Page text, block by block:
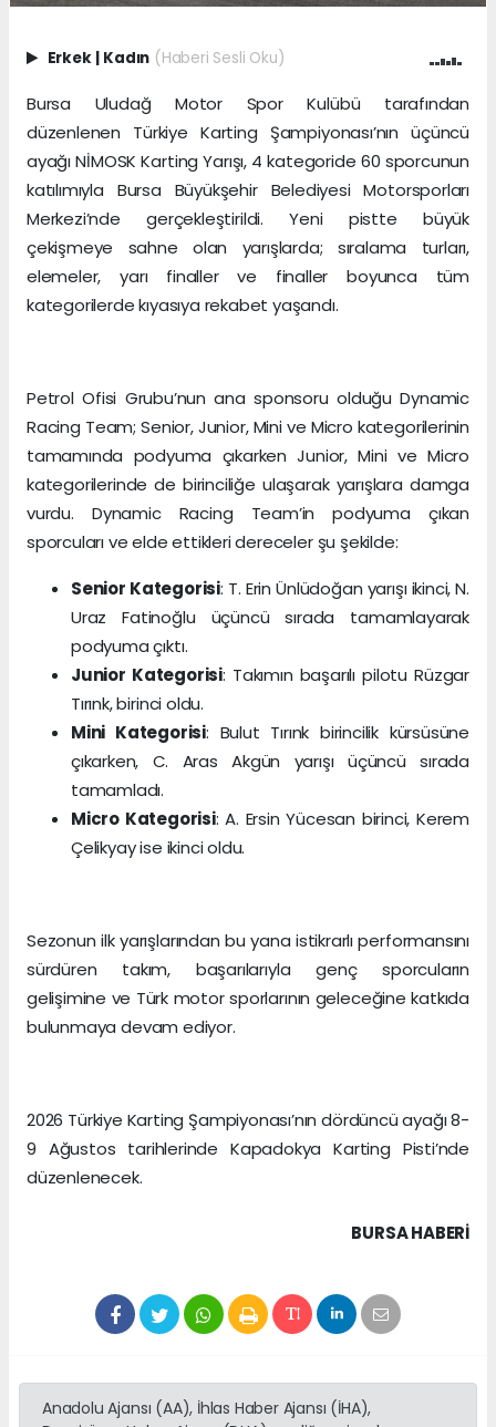
Erkek Kadın (Haberi Sesli Oku)
Bursa Uludağ Motor Spor Kulübü tarafından
düzenlenen Türkiye Karting Şampiyonası’nın üçüncü
ayağı NİMOSK Karting Yarışı, 4 kategoride 60 sporcunun
katılımıyla Bursa Büyükşehir Belediyesi Motorsporları
Merkezi’nde gerçekleştirildi. Yeni pistte büyük
çekişmeye sahne olan yarışlarda; sıralama turları,
elemeler, yarı finaller ve finaller boyunca tüm
kategorilerde kıyasıya rekabet yaşandı.
Petrol Ofisi Grubu’nun ana sponsoru olduğu Dynamic
Racing Team; Senior, Junior, Mini ve Micro kategorilerinin
tamamında podyuma çıkarken Junior, Mini ve Micro
kategorilerinde de birinciliğe ulaşarak yarışlara damga
vurdu. Dynamic Racing Team’in podyuma çıkan
sporcuları ve elde ettikleri dereceler şu şekilde:
Senior Kategorisi: T. Erin Ünlüdoğan yarışı ikinci, N.
Uraz Fatinoğlu üçüncü sırada tamamlayarak
podyuma çıktı.
Junior Kategorisi: Takımın başarılı pilotu Rüzgar
Tırınk, birinci oldu.
Mini Kategorisi: Bulut Tırınk birincilik kürsüsüne
çıkarken, C. Aras Akgün yarışı üçüncü sırada
tamamladı.
Micro Kategorisi: A. Ersin Yücesan birinci, Kerem
Çelikyay ise ikinci oldu.
Sezonun ilk yarışlarından bu yana istikrarlı performansını
sürdüren takım, başarılarıyla genç sporcuların
gelişimine ve Türk motor sporlarının geleceğine katkıda
bulunmaya devam ediyor.
2026 Türkiye Karting Şampiyonası’nın dördüncü ayağı 8-
9 Ağustos tarihlerinde Kapadokya Karting Pisti’nde
düzenlenecek.
BURSA HABERİ
Anadolu Ajansı (AA), İhlas Haber Ajansı (İHA),